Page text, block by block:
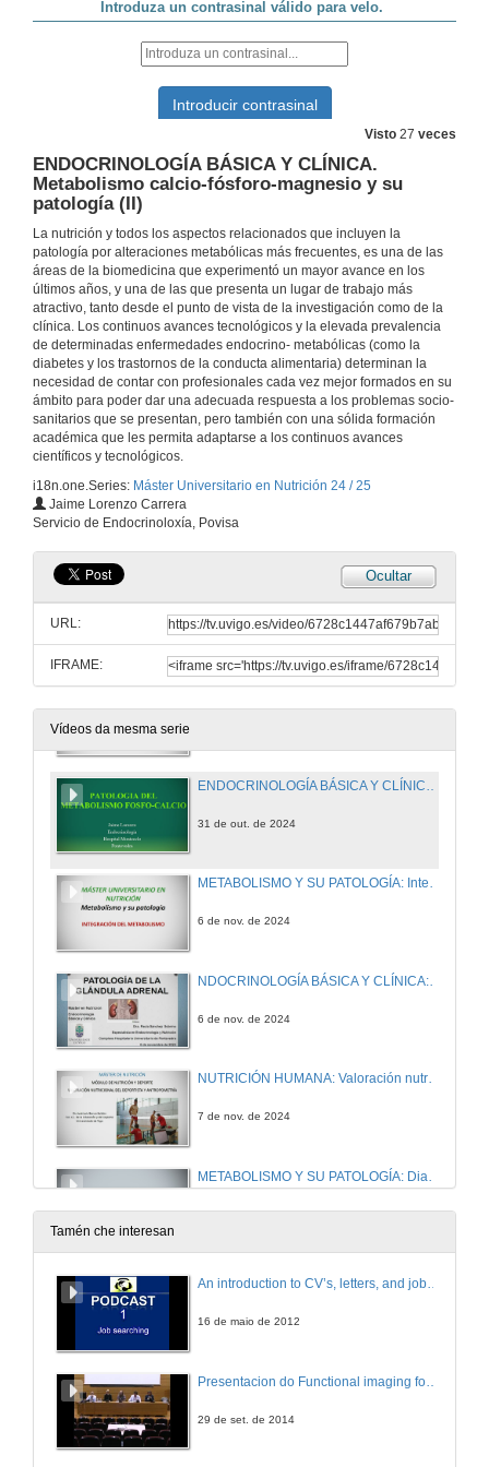
Visto 27 veces
ENDOCRINOLOGÍA BÁSICA Y CLÍNICA.
Metabolismo calcio-fósforo-magnesio y su
patología (II)
La nutrición y todos los aspectos relacionados que incluyen la
patología por alteraciones metabólicas más frecuentes, es una de las
áreas de la biomedicina que experimentó un mayor avance en los
últimos años, y una de las que presenta un lugar de trabajo más
atractivo, tanto desde el punto de vista de la investigación como de la
clínica. Los continuos avances tecnológicos y la elevada prevalencia
de determinadas enfermedades endocrino- metabólicas (como la
diabetes y los trastornos de la conducta alimentaria) determinan la
necesidad de contar con profesionales cada vez mejor formados en su
ámbito para poder dar una adecuada respuesta a los problemas socio-
sanitarios que se presentan, pero también con una sólida formación
académica que les permita adaptarse a los continuos avances
científicos y tecnológicos.
i18n.one.Series: Máster Universitario en Nutrición 24 / 25
Jaime Lorenzo Carrera
Servicio de Endocrinoloxía, Povisa
Ocultar
URL:
IFRAME:
Vídeos da mesma serie
23 de out. de 2024
24 de out. de 2024
25 de out. de 2024
UTRICIÓN HUMANA: Nutrición en las etapas de la vida, nutrición en el envejecimiento
25 de out. de 2024
30 de out. de 2024
ENDOCRINOLOGÍA BÁSICA Y CLÍNICA: Metabolismo calcio-fósforo-magnesio y su patología (I)
30 de out. de 2024
METABOLISMO Y SU PATOLOGÍA: Biosíntesis de lípidos
31 de out. de 2024
METABOLISMO Y SU PATOLOGÍA: Integración del metabolismo
6 de nov. de 2024
6 de nov. de 2024
NUTRICIÓN HUMANA: Valoración nutricional del deportista y antropometría
7 de nov. de 2024
13 de nov. de 2024
Tamén che interesan
An introduction to CV’s, letters, and job searching
16 de maio de 2012
29 de set. de 2014